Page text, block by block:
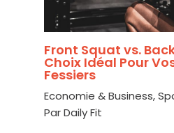
Front Squat vs.
Choix Idéal Pour
Fessiers
Economie & Business,
ParDaily Fit